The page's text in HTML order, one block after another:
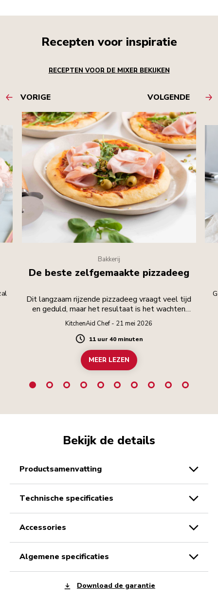
Recepten voor inspiratie
RECEPTEN VOOR DE MIXER BEKIJKEN
VORIGE VOLGENDE
Bakkerij
De beste zelfgemaakte pizzadeeg
Dit langzaam rijzende pizzadeeg vraagt veel tijd
en geduld, maar het resultaat is het wachten
waard.
KitchenAid Chef - 21 mei 2026
Duration
11 uur 40 minuten
MEER LEZEN
Bekijk de details
productsamenvatting
technische specificaties
accessories
algemene specificaties
Download de garantie